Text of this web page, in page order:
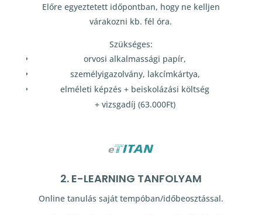
Előre egyeztetett időpontban, hogy ne kelljen
várakozni kb. fél óra.
Szükséges:
orvosi alkalmassági papír,
személyigazolvány, lakcímkártya,
elméleti képzés + beiskolázási költség
+ vizsgadíj (63.000Ft)
2. E-LEARNING TANFOLYAM
Online tanulás saját tempóban/időbeosztással.